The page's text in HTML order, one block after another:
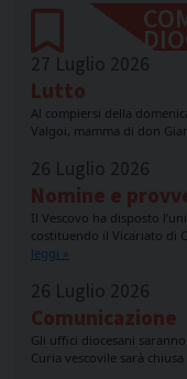
27 Luglio 2026
Lutto
Al compiersi della
Valgoi, mamma di don
26 Luglio 2026
Nomine e
Il Vescovo ha disposto
costituendo il Vicariato di
leggi »
26 Luglio 2026
Comunicazione
Gli uffici diocesani
Curia vescovile sarà